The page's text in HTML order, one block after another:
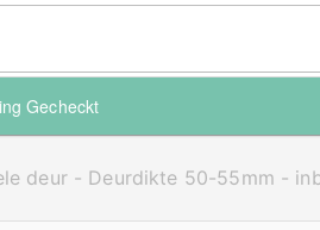
Gecheckt
deur - Deurdikte 50-55mm -